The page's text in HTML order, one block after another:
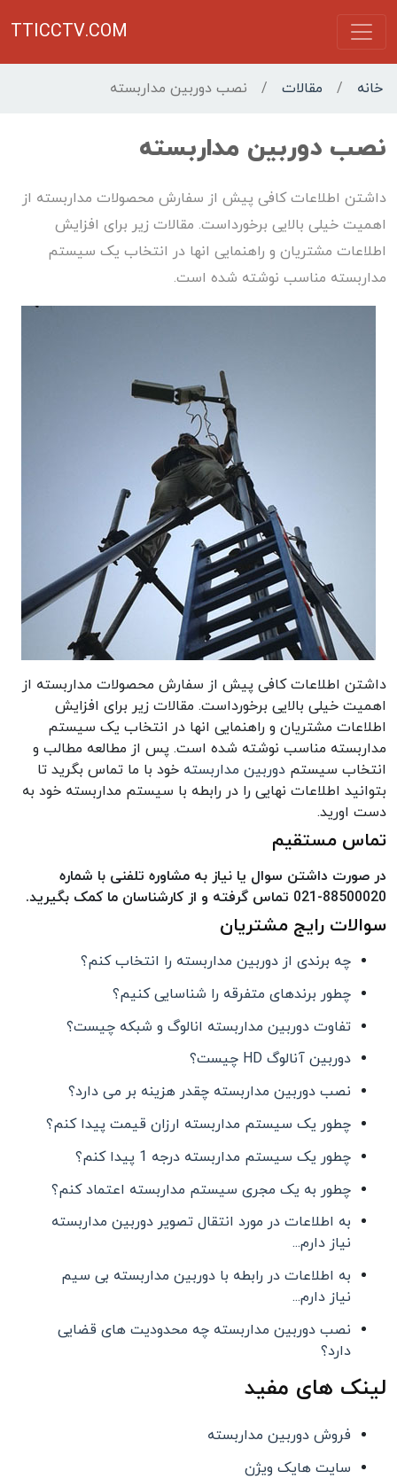
TTICCTV.COM
خانه / مقالات / نصب دوربین مداربسته
نصب دوربین مداربسته
داشتن اطلاعات کافی پیش از سفارش محصولات مداربسته از
اهمیت خیلی بالایی برخورداست. مقالات زیر برای افزایش
اطلاعات مشتریان و راهنمایی انها در انتخاب یک سیستم
مداربسته مناسب نوشته شده است.
داشتن اطلاعات کافی پیش از سفارش محصولات مداربسته از
اهمیت خیلی بالایی برخورداست. مقالات زیر برای افزایش
اطلاعات مشتریان و راهنمایی انها در انتخاب یک سیستم
مداربسته مناسب نوشته شده است. پس از مطالعه مطالب و
انتخاب سیستم دوربین مداربسته خود با ما تماس بگرید تا
بتوانید اطلاعات نهایی را در رابطه با سیستم مداربسته خود به
دست اورید.
تماس مستقیم
در صورت داشتن سوال یا نیاز به مشاوره تلفنی با شماره
88500020-021 تماس گرفته و از کارشناسان ما کمک بگیرید.
سوالات رایج مشتریان
چه برندی از دوربین مداربسته را انتخاب کنم؟
چطور برندهای متفرقه را شناسایی کنیم؟
تفاوت دوربین مداربسته انالوگ و شبکه چیست؟
دوربین آنالوگ HD چیست؟
نصب دوربین مداربسته چقدر هزینه بر می دارد؟
چطور یک سیستم مداربسته ارزان قیمت پیدا کنم؟
چطور یک سیستم مداربسته درجه 1 پیدا کنم؟
چطور به یک مجری سیستم مداربسته اعتماد کنم؟
به اطلاعات در مورد انتقال تصویر دوربین مداربسته
نیاز دارم...
به اطلاعات در رابطه با دوربین مداربسته بی سیم
نیاز دارم...
نصب دوربین مداربسته چه محدودیت های قضایی
دارد؟
لینک های مفید
فروش دوربین مداربسته
سایت هایک ویژن